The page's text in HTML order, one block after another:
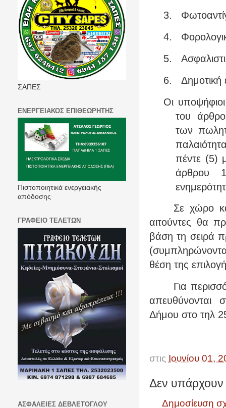
3.
4.
5.
6.
Οι
του
των
πέντε (5)
άρθρου
Σε χώρο
αιτούντες θα
βάση τη σειρά
θέση της
Για
απευθύνονται
Δήμου στο τηλ
στις Ιουνίου 01,
Δεν υπάρχουν
Δημοσίευση
ΣΑΠΕΣ
ΕΝΕΡΓΕΙΑΚΟΣ ΕΠΙΘΕΩΡΗΤΗΣ
Πιστοποιητικά ενεργειακής
απόδοσης
ΓΡΑΦΕΙΟ ΤΕΛΕΤΩΝ
ΑΣΦΑΛΕΙΕΣ ΔΕΒΛΕΤΟΓΛΟΥ